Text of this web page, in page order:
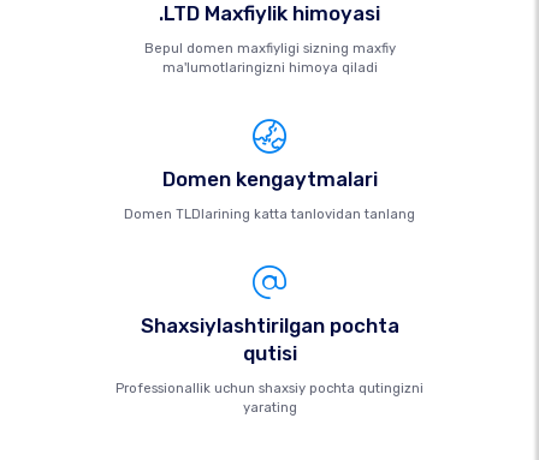
.LTD Maxfiylik himoyasi
Bepul domen maxfiyligi sizning maxfiy
ma'lumotlaringizni himoya qiladi
Domen kengaytmalari
Domen TLDlarining katta tanlovidan tanlang
Shaxsiylashtirilgan pochta
qutisi
Professionallik uchun shaxsiy pochta qutingizni
yarating